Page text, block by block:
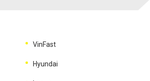
VinFast
Hyundai